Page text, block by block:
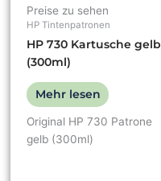
Preise zu sehen
HP Tintenpatronen
HP 730 Kartusche gelb
(300ml)
Mehr lesen
Original HP 730 Patrone
gelb (300ml)